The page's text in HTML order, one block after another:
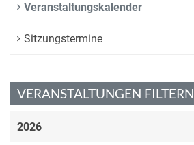
Veranstaltungskalender
Sitzungstermine
VERANSTALTUNGEN FILTERN
2026